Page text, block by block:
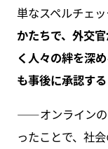
単なスペルチェ
かたちで、外交
く人々の絆を深
も事後に承認す
――オンラインの
ったことで、社